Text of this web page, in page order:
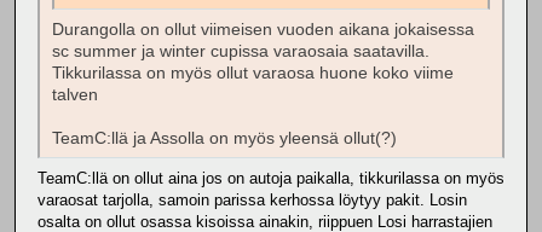
Durangolla on ollut viimeisen vuoden aikana jokaisessa
sc summer ja winter cupissa varaosaia saatavilla.
Tikkurilassa on myös ollut varaosa huone koko viime
talven
TeamC:llä ja Assolla on myös yleensä ollut(?)
TeamC:llä on ollut aina jos on autoja paikalla, tikkurilassa on myös
varaosat tarjolla, samoin parissa kerhossa löytyy pakit. Losin
osalta on ollut osassa kisoissa ainakin, riippuen Losi harrastajien